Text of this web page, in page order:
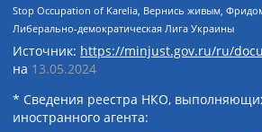
Stop Occupation of Karelia, Вернись живым,
Либерально-демократическая Лига Украины
Источник: https://minjust.gov.ru/ru/
на 13.05.2024
* Сведения реестра НКО,
иностранного агента: